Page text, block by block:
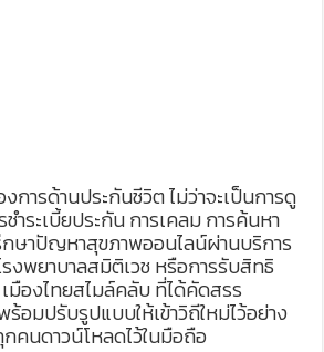
การด้านประกันชีวิต ไม่ว่าจะเป็นการดู
ำระเบี้ยประกัน การเคลม การค้นหา
กษาปัญหาสุขภาพออนไลน์ผ่านบริการ
งพยาบาลสมิติเวช หรือการรับสิทธิ
มืองไทยสไมล์คลับ ที่ได้คัดสรร
อมปรับรูปแบบให้เข้าวิถีใหม่ไว้อย่าง
คนดาวน์โหลดไว้ในมือถือ